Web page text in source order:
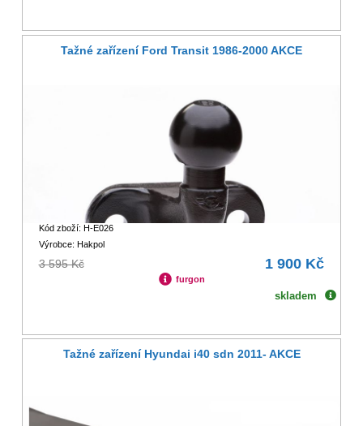
Tažné zařízení Ford Transit 1986-2000 AKCE
Kód zboží: H-E026
Výrobce: Hakpol
3 595 Kč 1 900 Kč
furgon
skladem
Tažné zařízení Hyundai i40 sdn 2011- AKCE